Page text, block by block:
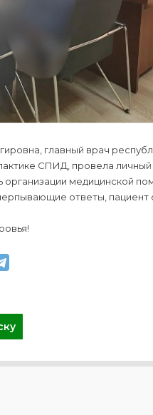
главный врач
СПИД, провела личный
организации медицинской
ответы, пациент